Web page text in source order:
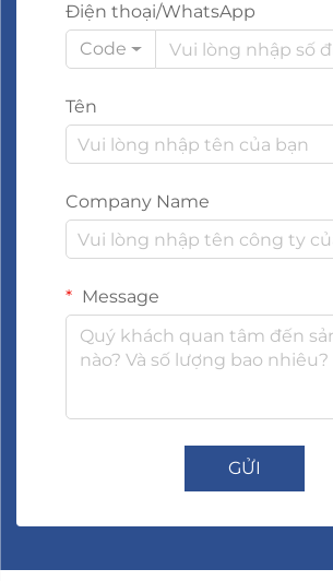
Điện thoại/WhatsApp
Code
Tên
Company Name
Message
GỬI